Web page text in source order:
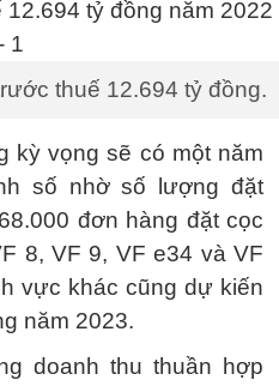
thuế 12.694 tỷ đồng.
kỳ vọng sẽ có một năm
số nhờ số lượng đặt
đơn hàng đặt cọc
8, VF 9, VF e34 và VF
vực khác cũng dự kiến
năm 2023.
doanh thu thuần hợp